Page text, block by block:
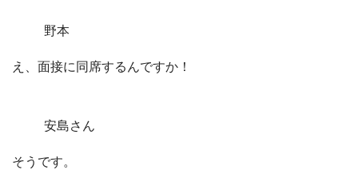
野本
え、面接に同席するんですか！
安島さん
そうです。